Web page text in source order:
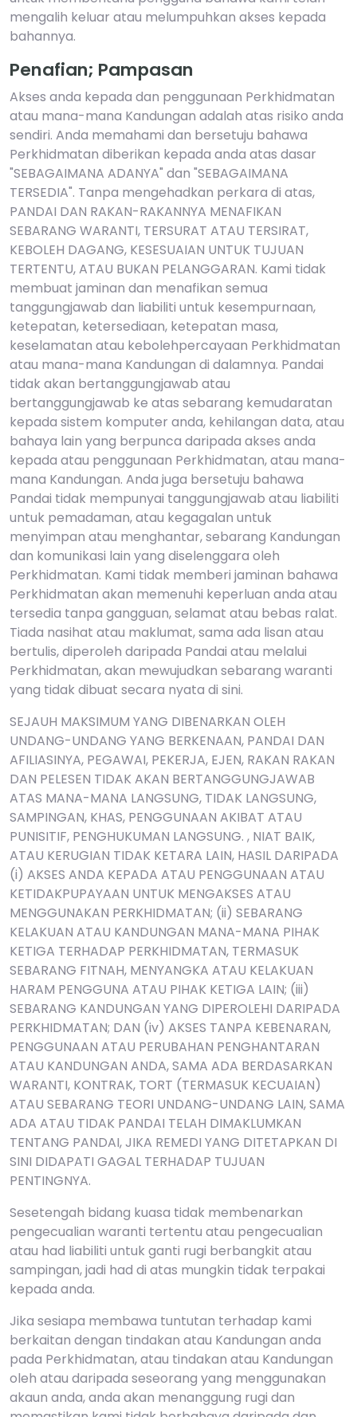
mengalih keluar atau melumpuhkan akses kepada
bahannya.
Penafian; Pampasan
Akses anda kepada dan penggunaan Perkhidmatan
atau mana-mana Kandungan adalah atas risiko anda
sendiri. Anda memahami dan bersetuju bahawa
Perkhidmatan diberikan kepada anda atas dasar
"SEBAGAIMANA ADANYA" dan "SEBAGAIMANA
TERSEDIA". Tanpa mengehadkan perkara di atas,
PANDAI DAN RAKAN-RAKANNYA MENAFIKAN
SEBARANG WARANTI, TERSURAT ATAU TERSIRAT,
KEBOLEH DAGANG, KESESUAIAN UNTUK TUJUAN
TERTENTU, ATAU BUKAN PELANGGARAN. Kami tidak
membuat jaminan dan menafikan semua
tanggungjawab dan liabiliti untuk kesempurnaan,
ketepatan, ketersediaan, ketepatan masa,
keselamatan atau kebolehpercayaan Perkhidmatan
atau mana-mana Kandungan di dalamnya. Pandai
tidak akan bertanggungjawab atau
bertanggungjawab ke atas sebarang kemudaratan
kepada sistem komputer anda, kehilangan data, atau
bahaya lain yang berpunca daripada akses anda
kepada atau penggunaan Perkhidmatan, atau mana-
mana Kandungan. Anda juga bersetuju bahawa
Pandai tidak mempunyai tanggungjawab atau liabiliti
untuk pemadaman, atau kegagalan untuk
menyimpan atau menghantar, sebarang Kandungan
dan komunikasi lain yang diselenggara oleh
Perkhidmatan. Kami tidak memberi jaminan bahawa
Perkhidmatan akan memenuhi keperluan anda atau
tersedia tanpa gangguan, selamat atau bebas ralat.
Tiada nasihat atau maklumat, sama ada lisan atau
bertulis, diperoleh daripada Pandai atau melalui
Perkhidmatan, akan mewujudkan sebarang waranti
yang tidak dibuat secara nyata di sini.
SEJAUH MAKSIMUM YANG DIBENARKAN OLEH
UNDANG-UNDANG YANG BERKENAAN, PANDAI DAN
AFILIASINYA, PEGAWAI, PEKERJA, EJEN, RAKAN RAKAN
DAN PELESEN TIDAK AKAN BERTANGGUNGJAWAB
ATAS MANA-MANA ​​LANGSUNG, TIDAK LANGSUNG,
SAMPINGAN, KHAS, PENGGUNAAN AKIBAT ATAU
PUNISITIF, PENGHUKUMAN LANGSUNG. , NIAT BAIK,
ATAU KERUGIAN TIDAK KETARA LAIN, HASIL DARIPADA
(i) AKSES ANDA KEPADA ATAU PENGGUNAAN ATAU
KETIDAKPUPAYAAN UNTUK MENGAKSES ATAU
MENGGUNAKAN PERKHIDMATAN; (ii) SEBARANG
KELAKUAN ATAU KANDUNGAN MANA-MANA ​​PIHAK
KETIGA TERHADAP PERKHIDMATAN, TERMASUK
SEBARANG FITNAH, MENYANGKA ATAU KELAKUAN
HARAM PENGGUNA ATAU PIHAK KETIGA LAIN; (iii)
SEBARANG KANDUNGAN YANG DIPEROLEHI DARIPADA
PERKHIDMATAN; DAN (iv) AKSES TANPA KEBENARAN,
PENGGUNAAN ATAU PERUBAHAN PENGHANTARAN
ATAU KANDUNGAN ANDA, SAMA ADA BERDASARKAN
WARANTI, KONTRAK, TORT (TERMASUK KECUAIAN)
ATAU SEBARANG TEORI UNDANG-UNDANG LAIN, SAMA
ADA ATAU TIDAK PANDAI TELAH DIMAKLUMKAN
TENTANG PANDAI, JIKA REMEDI YANG DITETAPKAN DI
SINI DIDAPATI GAGAL TERHADAP TUJUAN
PENTINGNYA.
Sesetengah bidang kuasa tidak membenarkan
pengecualian waranti tertentu atau pengecualian
atau had liabiliti untuk ganti rugi berbangkit atau
sampingan, jadi had di atas mungkin tidak terpakai
kepada anda.
Jika sesiapa membawa tuntutan terhadap kami
berkaitan dengan tindakan atau Kandungan anda
pada Perkhidmatan, atau tindakan atau Kandungan
oleh atau daripada seseorang yang menggunakan
akaun anda, anda akan menanggung rugi dan